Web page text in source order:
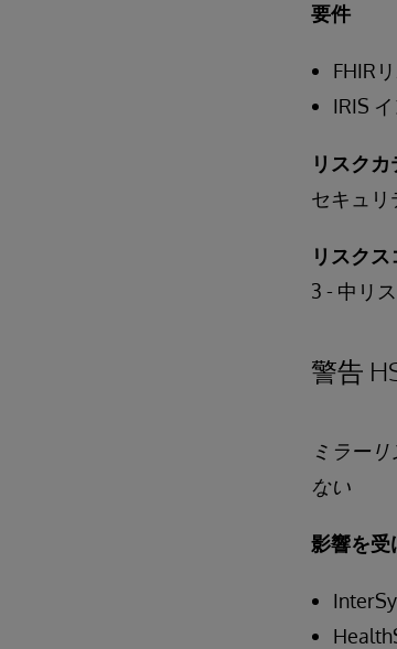
要件
FHIR
IRIS
リスク
セキュリ
リスクス
3 - 中リ
警告
ミラー
ない
影響を受